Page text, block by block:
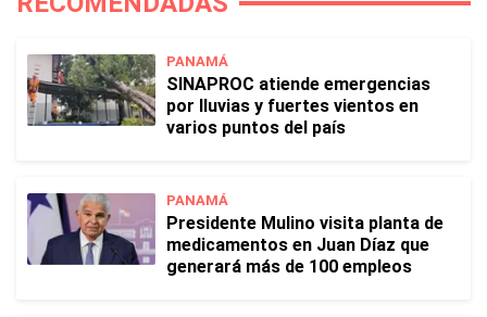
PANAMÁ
SINAPROC atiende emergencias
por lluvias y fuertes vientos en
varios puntos del país
PANAMÁ
Presidente Mulino visita planta de
medicamentos en Juan Díaz que
generará más de 100 empleos